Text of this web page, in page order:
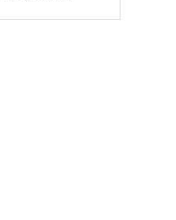
向胶套和球头